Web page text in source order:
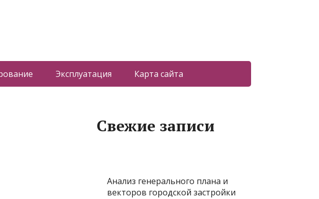
Эксплуатация Карта сайта
Свежие записи
Анализ генерального плана и
векторов городской застройки